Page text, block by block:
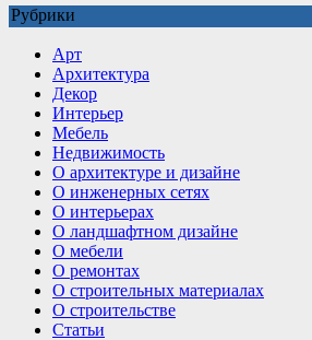
Рубрики
Арт
Архитектура
Декор
Интерьер
Мебель
Недвижимость
О архитектуре и дизайне
О инженерных сетях
О интерьерах
О ландшафтном дизайне
О мебели
О ремонтах
О строительных материалах
О строительстве
Статьи